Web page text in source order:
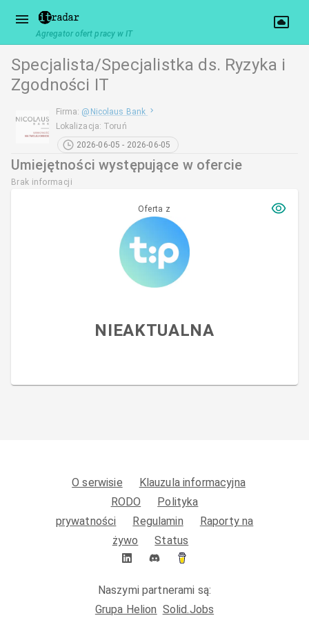
Agregator ofert pracy w IT
Specjalista/Specjalistka ds. Ryzyka i
Zgodności IT
Firma: @ Nicolaus Bank
Lokalizacja: Toruń
2026-06-05 - 2026-06-05
Umiejętności występujące w ofercie
Brak informacji
Oferta z
NIEAKTUALNA
O serwisie
Klauzula informacyjna
RODO
Polityka
prywatności
Regulamin
Raporty na
żywo
Status
Naszymi partnerami są:
Grupa Helion Solid.Jobs